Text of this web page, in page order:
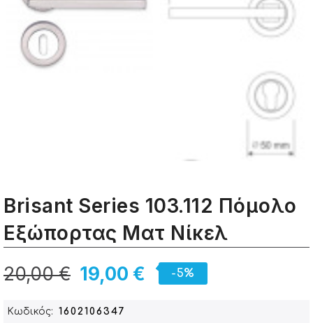
Brisant Series 103.112 Πόμολο
Εξώπορτας Ματ Νίκελ
19,00 €
20,00 € -5%
Κωδικός
1602106347